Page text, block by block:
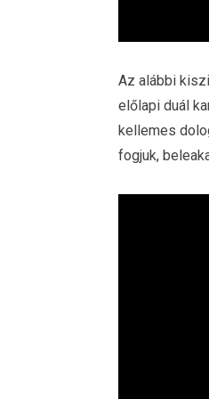
Az alábbi
előlapi duál
kellemes
fogjuk,